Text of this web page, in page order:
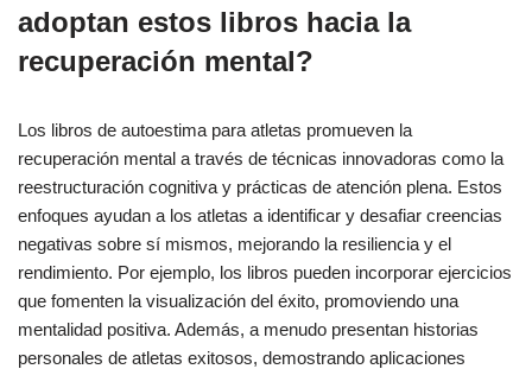
adoptan estos libros hacia la
recuperación mental?
Los libros de autoestima para atletas promueven la
recuperación mental a través de técnicas innovadoras como la
reestructuración cognitiva y prácticas de atención plena. Estos
enfoques ayudan a los atletas a identificar y desafiar creencias
negativas sobre sí mismos, mejorando la resiliencia y el
rendimiento. Por ejemplo, los libros pueden incorporar ejercicios
que fomenten la visualización del éxito, promoviendo una
mentalidad positiva. Además, a menudo presentan historias
personales de atletas exitosos, demostrando aplicaciones